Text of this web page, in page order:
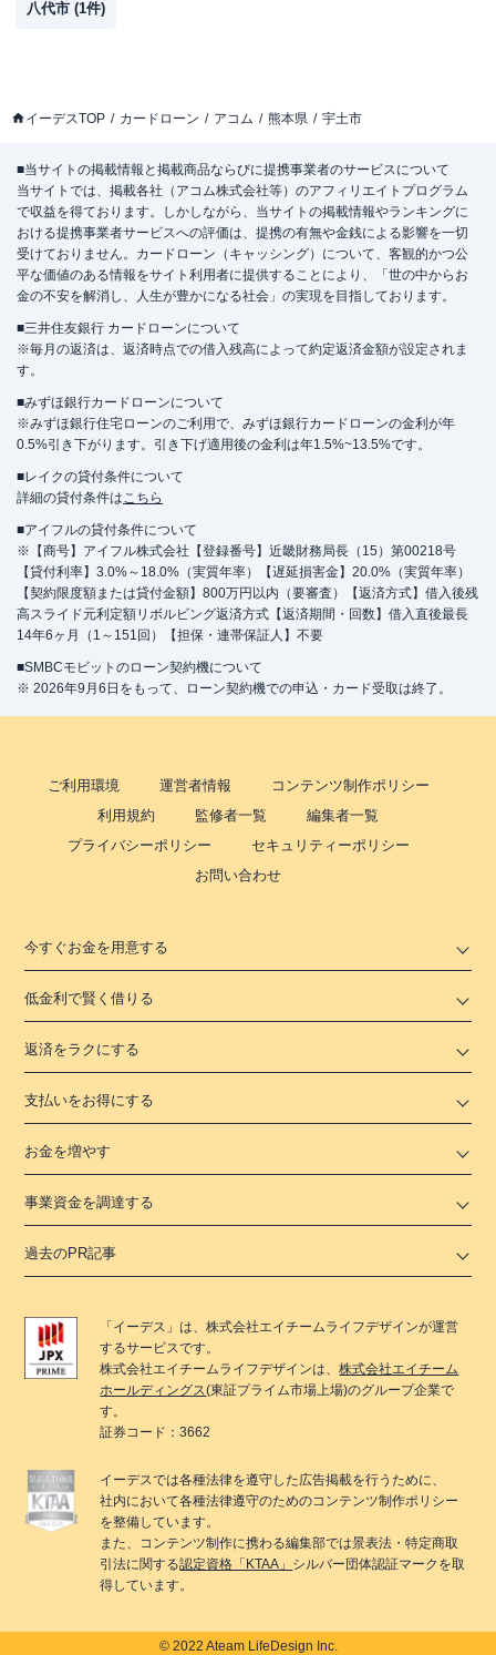
八代市 (1件)
イーデスTOP カードローン アコム 熊本県 宇土市
■当サイトの掲載情報と掲載商品ならびに提携事業者のサービスについて
当サイトでは、掲載各社（アコム株式会社等）のアフィリエイトプログラム
で収益を得ております。しかしながら、当サイトの掲載情報やランキングに
おける提携事業者サービスへの評価は、提携の有無や金銭による影響を一切
受けておりません。カードローン（キャッシング）について、客観的かつ公
平な価値のある情報をサイト利用者に提供することにより、「世の中からお
金の不安を解消し、人生が豊かになる社会」の実現を目指しております。
■三井住友銀行 カードローンについて
※毎月の返済は、返済時点での借入残高によって約定返済金額が設定されま
す。
■みずほ銀行カードローンについて
※みずほ銀行住宅ローンのご利用で、みずほ銀行カードローンの金利が年
0.5%引き下がります。引き下げ適用後の金利は年1.5%~13.5%です。
■レイクの貸付条件について
詳細の貸付条件はこちら
■アイフルの貸付条件について
※【商号】アイフル株式会社【登録番号】近畿財務局長（15）第00218号
【貸付利率】3.0%～18.0%（実質年率）【遅延損害金】20.0%（実質年率）
【契約限度額または貸付金額】800万円以内（要審査）【返済方式】借入後残
高スライド元利定額リボルビング返済方式【返済期間・回数】借入直後最長
14年6ヶ月（1～151回）【担保・連帯保証人】不要
■SMBCモビットのローン契約機について
※ 2026年9月6日をもって、ローン契約機での申込・カード受取は終了。
ご利用環境 運営者情報
コンテンツ制作ポリシー
利用規約
監修者一覧
編集者一覧
プライバシーポリシー
セキュリティーポリシー
お問い合わせ
今すぐお金を用意する
低金利で賢く借りる
返済をラクにする
支払いをお得にする
お金を増やす
事業資金を調達する
過去のPR記事
「 イーデス 」は、株式会社エイチームライフデザインが運営
するサービスです。
株式会社エイチームライフデザインは、株式会社エイチーム
ホールディングス(東証プライム市場上場)のグループ企業で
す。
証券コード：3662
イーデスでは各種法律を遵守した広告掲載を行うために、
社内において各種法律遵守のためのコンテンツ制作ポリシー
を整備しています。
また、コンテンツ制作に携わる編集部では景表法・特定商取
引法に関する認定資格「KTAA」 シルバー団体認証マークを取
得しています。
© 2022 Ateam LifeDesign Inc.